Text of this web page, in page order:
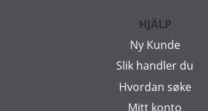
HJÄLP
Ny Kunde
Slik handler du
Hvordan søke
Mitt konto